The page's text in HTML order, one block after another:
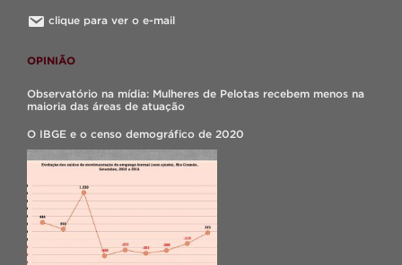
clique para ver o e-mail
OPINIÃO
Observatório na mídia: Mulheres de Pelotas recebem menos na
maioria das áreas de atuação
O IBGE e o censo demográfico de 2020